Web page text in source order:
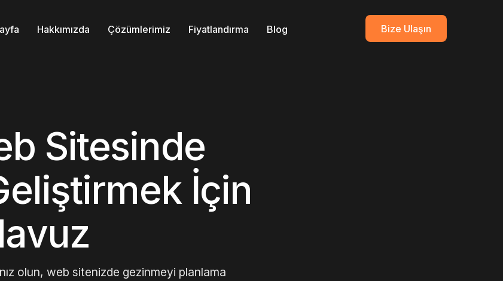
Hakkımızda Çözümlerimiz Fiyatlandırma Blog Bize Ulaşın
Sitesinde
İçin
olun, web sitenizde gezinmeyi planlama